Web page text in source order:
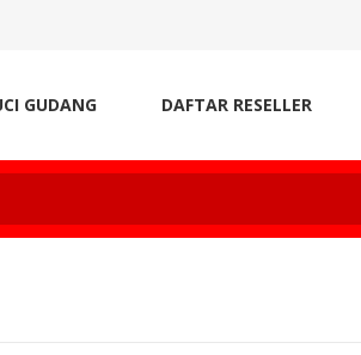
GUDANG DAFTAR RESELLER